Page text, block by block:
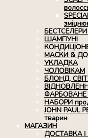
БЕСТСЕЛЕРИ
ШАМПУНІ
МАСКИ &
УКЛАДКА
ЧОЛОВІКАМ
БЛОНД,
НАБОРИ
JOHN PAUL
тварин
МАГАЗИН
ДОСТАВКА